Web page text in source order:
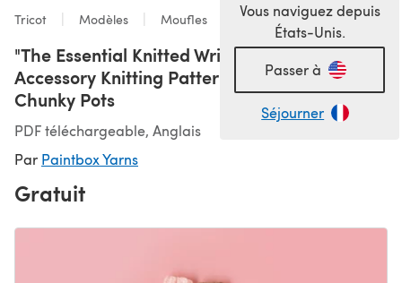
Vous naviguez depuis
États-Unis.
Passer à
Séjourner
Tricot Modèles Moufles
"The Essential Knitted Wristwarmers" - Free
Accessory Knitting Pattern in Paintbox Yarns
Chunky Pots
PDF téléchargeable, Anglais
Par Paintbox Yarns
Gratuit